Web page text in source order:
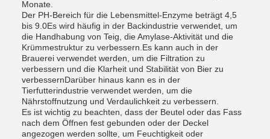
Monate.
Der PH-Bereich für die Lebensmittel-Enzyme beträgt 4,5
bis 9.0Es wird häufig in der Backindustrie verwendet, um
die Handhabung von Teig, die Amylase-Aktivität und die
Krümmestruktur zu verbessern.Es kann auch in der
Brauerei verwendet werden, um die Filtration zu
verbessern und die Klarheit und Stabilität von Bier zu
verbessernDarüber hinaus kann es in der
Tierfutterindustrie verwendet werden, um die
Nährstoffnutzung und Verdaulichkeit zu verbessern.
Es ist wichtig zu beachten, dass der Beutel oder das Fass
nach dem Öffnen fest gebunden oder der Deckel
angezogen werden sollte, um Feuchtigkeit oder